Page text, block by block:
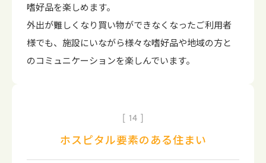
嗜好品を楽しめます。
外出が難しくなり買い物ができなくなったご利用者
様でも、施設にいながら様々な嗜好品や地域の方と
のコミュニケーションを楽しんでいます。
14
ホスピタル要素のある住まい